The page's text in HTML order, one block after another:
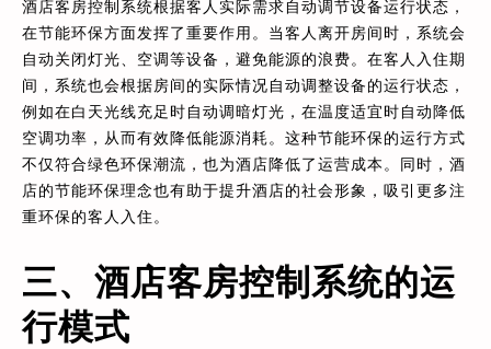
酒店客房控制系统根据客人实际需求自动调节设备运行状态，
在节能环保方面发挥了重要作用。当客人离开房间时，系统会
自动关闭灯光、空调等设备，避免能源的浪费。在客人入住期
间，系统也会根据房间的实际情况自动调整设备的运行状态，
例如在白天光线充足时自动调暗灯光，在温度适宜时自动降低
空调功率，从而有效降低能源消耗。这种节能环保的运行方式
不仅符合绿色环保潮流，也为酒店降低了运营成本。同时，酒
店的节能环保理念也有助于提升酒店的社会形象，吸引更多注
重环保的客人入住。
三、酒店客房控制系统的运
行模式